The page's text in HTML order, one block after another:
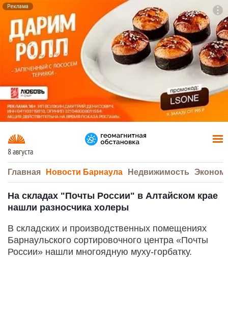
Реклама
8 августа
Главная Новости Барнаула Недвижимость
На складах "Почты России" в Алтайском крае
нашли разносчика холеры
В складских и производственных помещениях
Барнаульского сортировочного центра «Почты
России» нашли многоядную муху-горбатку.